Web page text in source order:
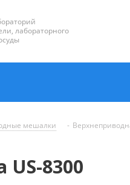
лабораторного
мешалки -
8300